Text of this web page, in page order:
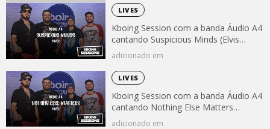
LIVES
Kboing Session com a banda Áudio A4
cantando Suspicious Minds (Elvis
Presley)
adicionado em
LIVES
Kboing Session com a banda Áudio A4
cantando Nothing Else Matters
(Metallica)
adicionado em